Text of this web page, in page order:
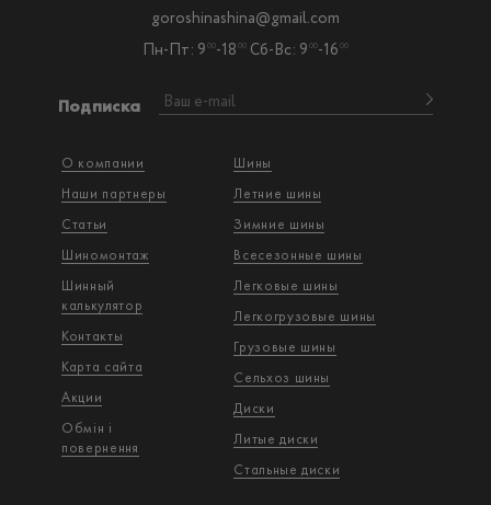
О компании
Наши партнеры
Статьи
Шиномонтаж
Шинный
калькулятор
Контакты
Карта сайта
Акции
Обмін і
повернення
Шины
Летние шины
Зимние шины
Всесезонные шины
Легковые шины
Легкогрузовые шины
Грузовые шины
Сельхоз шины
Диски
Литые диски
Стальные диски
Подписка
Пн-Пт: 9 00-18 00 Сб-Вс: 9 00-16 00
goroshinashina@gmail.com